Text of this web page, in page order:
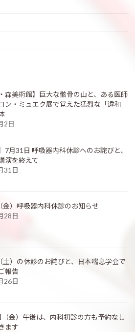
森美術館】巨大な骸骨の山と、ある医師
ン・ミュエク展で覚えた猛烈な「違和
2日
7月31日 呼吸器内科休診へのお詫びと、
演を終えて
31日
金）呼吸器内科休診のお知らせ
28日
土）の休診のお詫びと、日本喘息学会で
報告
26日
（金）午後は、内科初診の方も予約なし
ます